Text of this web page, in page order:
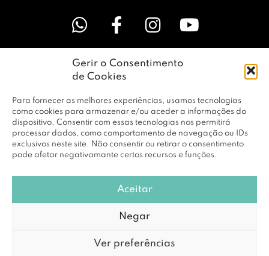
Gerir o Consentimento
de Cookies
Para fornecer as melhores experiências, usamos tecnologias
como cookies para armazenar e/ou aceder a informações do
dispositivo. Consentir com essas tecnologias nos permitirá
processar dados, como comportamento de navegação ou IDs
exclusivos neste site. Não consentir ou retirar o consentimento
pode afetar negativamante certos recursos e funções.
Aceitar
Negar
Ver preferências
LINKS ÚTEIS
EMPRESA
PERFIL
© Copyright 2026 RBF Distribuição Lda. Todos os Direitos